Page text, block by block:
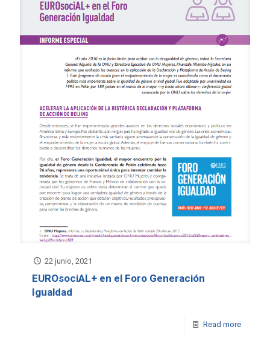
22 junio, 2021
EUROsociAL+ en el Foro Generación
Igualdad
Read more